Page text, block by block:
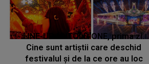
LINE-UP UNTOLD ONE, prima zi.
Cine sunt artiștii care deschid
festivalul și de la ce ore au loc